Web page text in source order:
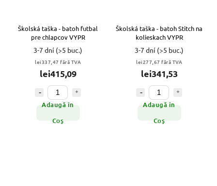
Školská taška - batoh futbal
pre chlapcov VYPR
3-7 dní (>5 buc.)
lei337,47 fără TVA
lei415,09
Adaugă în
Coş
Školská taška - batoh Stitch na
kolieskach VYPR
3-7 dní (>5 buc.)
lei277,67 fără TVA
lei341,53
Adaugă în
Coş